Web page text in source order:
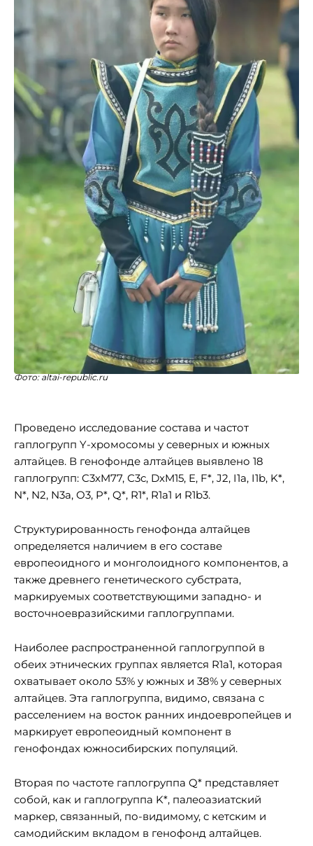
Фото: altai-republic.ru
Проведено исследование состава и частот
гаплогрупп Y-хромосомы у северных и южных
алтайцев. В генофонде алтайцев выявлено 18
гаплогрупп: C3хM77, С3с, DxM15, E, F*, J2, I1a, I1b, K*,
N*, N2, N3a, O3, P*, Q*, R1*, R1a1 и R1b3.
Структурированность генофонда алтайцев
определяется наличием в его составе
европеоидного и монголоидного компонентов, а
также древнего генетического субстрата,
маркируемых соответствующими западно- и
восточноевразийскими гаплогруппами.
Наиболее распространенной гаплогруппой в
обеих этнических группах является R1a1, которая
охватывает около 53% у южных и 38% у северных
алтайцев. Эта гаплогруппа, видимо, связана с
расселением на восток ранних индоевропейцев и
маркирует европеоидный компонент в
генофондах южносибирских популяций.
Вторая по частоте гаплогруппа Q* представляет
собой, как и гаплогруппа K*, палеоазиатский
маркер, связанный, по-видимому, с кетским и
самодийским вкладом в генофонд алтайцев.